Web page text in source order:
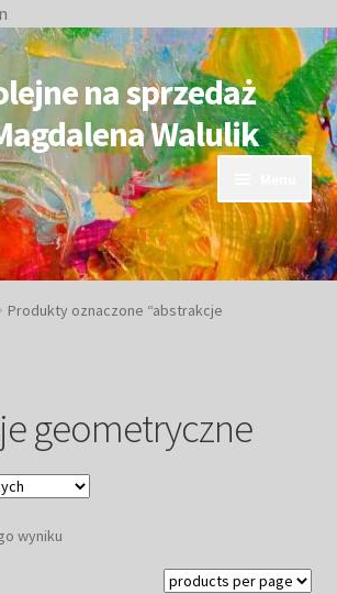
na sprzedaż
Walulik
Produkty oznaczone “abstrakcje
geometryczne
wyniku